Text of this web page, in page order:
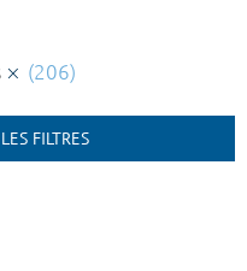
(206)
FILTRES